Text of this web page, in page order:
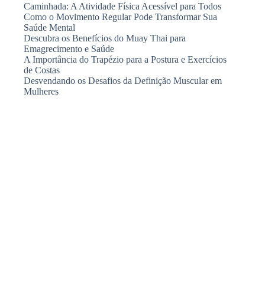
Caminhada: A Atividade Física Acessível para Todos
Como o Movimento Regular Pode Transformar Sua
Saúde Mental
Descubra os Benefícios do Muay Thai para
Emagrecimento e Saúde
A Importância do Trapézio para a Postura e Exercícios
de Costas
Desvendando os Desafios da Definição Muscular em
Mulheres